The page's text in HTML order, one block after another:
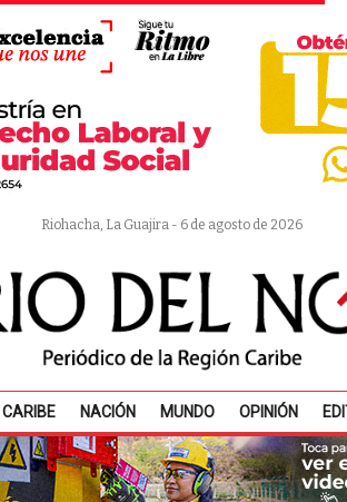
Riohacha, La Guajira - 6 de agosto de 2026
CARIBE NACIÓN MUNDO OPINIÓN